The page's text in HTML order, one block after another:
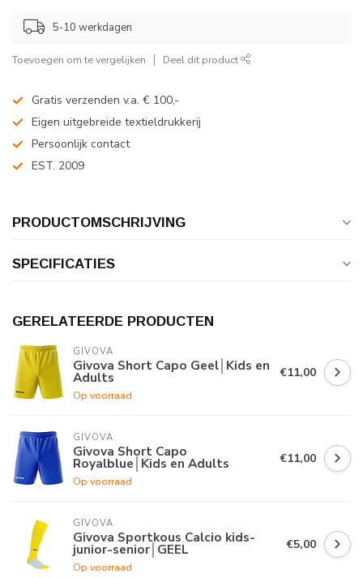
5-10 werkdagen
Toevoegen om te vergelijken Deel dit product
Gratis verzenden v.a. € 100,-
Eigen uitgebreide textieldrukkerij
Persoonlijk contact
EST. 2009
PRODUCTOMSCHRIJVING
SPECIFICATIES
GERELATEERDE PRODUCTEN
GIVOVA
Givova Short Capo Geel│Kids en
Adults
Op voorraad
€11,00
GIVOVA
Givova Short Capo
Royalblue│Kids en Adults
Op voorraad
€11,00
GIVOVA
Givova Sportkous Calcio kids-
junior-senior│GEEL
Op voorraad
€5,00